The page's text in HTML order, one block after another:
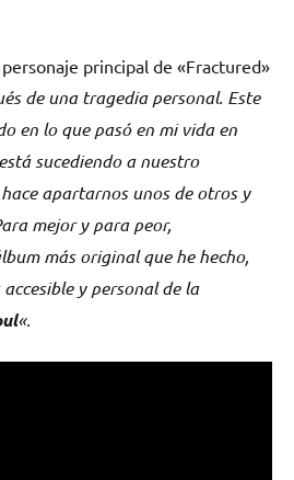
principal de «Fractured»
de una tragedia personal. Este
en lo que pasó en mi vida en
sucediendo a nuestro
apartarnos unos de otros y
mejor y para peor,
más original que he hecho,
y personal de la
«.